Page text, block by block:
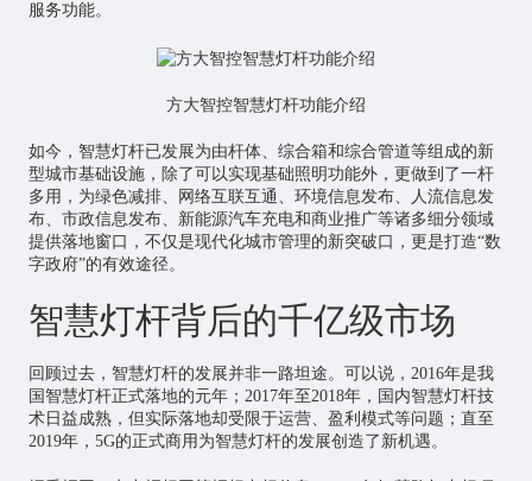
服务功能。
方大智控智慧灯杆功能介绍
如今，智慧灯杆已发展为由杆体、综合箱和综合管道等组成的新
型城市基础设施，除了可以实现基础照明功能外，更做到了一杆
多用，为绿色减排、网络互联互通、环境信息发布、人流信息发
布、市政信息发布、新能源汽车充电和商业推广等诸多细分领域
提供落地窗口，不仅是现代化城市管理的新突破口，更是打造“数
字政府”的有效途径。
智慧灯杆背后的千亿级市场
回顾过去，智慧灯杆的发展并非一路坦途。可以说，2016年是我
国智慧灯杆正式落地的元年；2017年至2018年，国内智慧灯杆技
术日益成熟，但实际落地却受限于运营、盈利模式等问题；直至
2019年，5G的正式商用为智慧灯杆的发展创造了新机遇。